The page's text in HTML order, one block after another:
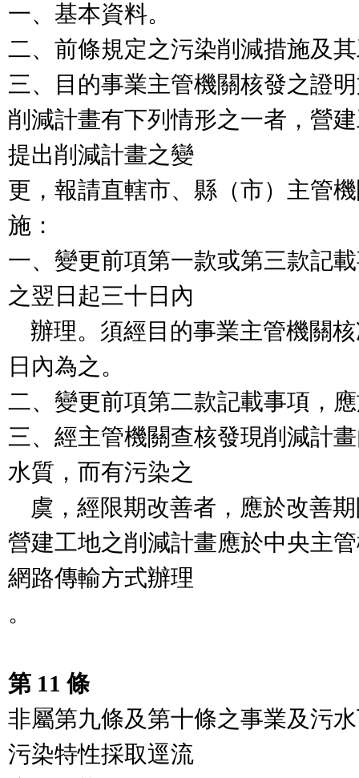
一、基本資料。
二、前條規定之污染削減措施及
三、目的事業主管機關核發之證
削減計畫有下列情形之一者，營
提出削減計畫之變
更，報請直轄市、縣（市）主管
施：
一、變更前項第一款或第三款記
之翌日起三十日內
日內為之。
二、變更前項第二款記載事項，
三、經主管機關查核發現削減計
水質，而有污染之
營建工地之削減計畫應於中央主
網路傳輸方式辦理
。
第 11 條
非屬第九條及第十條之事業及污
污染特性採取逕流